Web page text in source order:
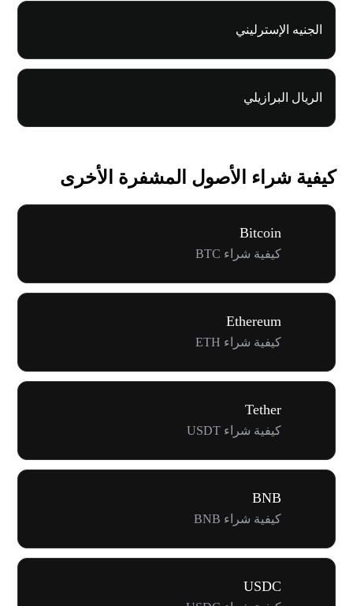
الجنيه الإسترليني
الريال البرازيلي
كيفية شراء الأصول المشفرة الأخرى
Bitcoin
كيفية شراء BTC
Ethereum
كيفية شراء ETH
Tether
كيفية شراء USDT
BNB
كيفية شراء BNB
USDC